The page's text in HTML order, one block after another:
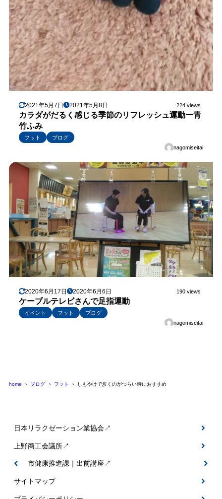
2021年5月7日 2021年5月8日 224 views
カラダがだるく感じる季節のリフレッシュ運動ー青
竹ふみ
フット
ブログ
nagomiseitai
2020年6月17日 2020年6月6日 190 views
ケーブルテレビさんで足指運動
イベント フット
ブログ
nagomiseitai
home ブログ フット しもやけで歩くのがつらい時におすすめ
日本リラクゼーション業協会↗
上野商工会議所↗
伊賀市健康推進課｜出前講座↗
サイトマップ